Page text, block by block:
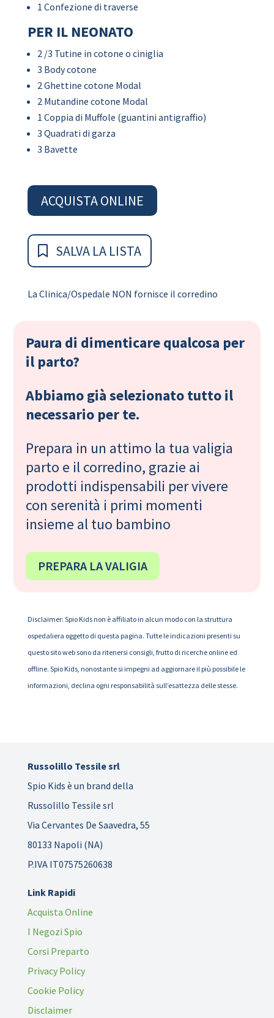
1 Confezione di traverse
PER IL NEONATO
2 /3 Tutine in cotone o ciniglia
3 Body cotone
2 Ghettine cotone Modal
2 Mutandine cotone Modal
1 Coppia di Muffole (guantini antigraffio)
3 Quadrati di garza
3 Bavette
ACQUISTA ONLINE
SALVA LA LISTA
La Clinica/Ospedale NON fornisce il corredino
Paura di dimenticare qualcosa per
il parto?
Abbiamo già selezionato tutto il
necessario per te.
Prepara in un attimo la tua valigia
parto e il corredino, grazie ai
prodotti indispensabili per vivere
con serenità i primi momenti
insieme al tuo bambino
PREPARA LA VALIGIA
Disclaimer: Spio Kids non è affiliato in alcun modo con la struttura
ospedaliera oggetto di questa pagina. Tutte le indicazioni presenti su
questo sito web sono da ritenersi consigli, frutto di ricerche online ed
offline. Spio Kids, nonostante si impegni ad aggiornare il più possibile le
informazioni, declina ogni responsabilità sull’esattezza delle stesse.
Russolillo Tessile srl
Spio Kids è un brand della
Russolillo Tessile srl
Via Cervantes De Saavedra, 55
80133 Napoli (NA)
P.IVA IT07575260638
Link Rapidi
Acquista Online
I Negozi Spio
Corsi Preparto
Privacy Policy
Cookie Policy
Disclaimer